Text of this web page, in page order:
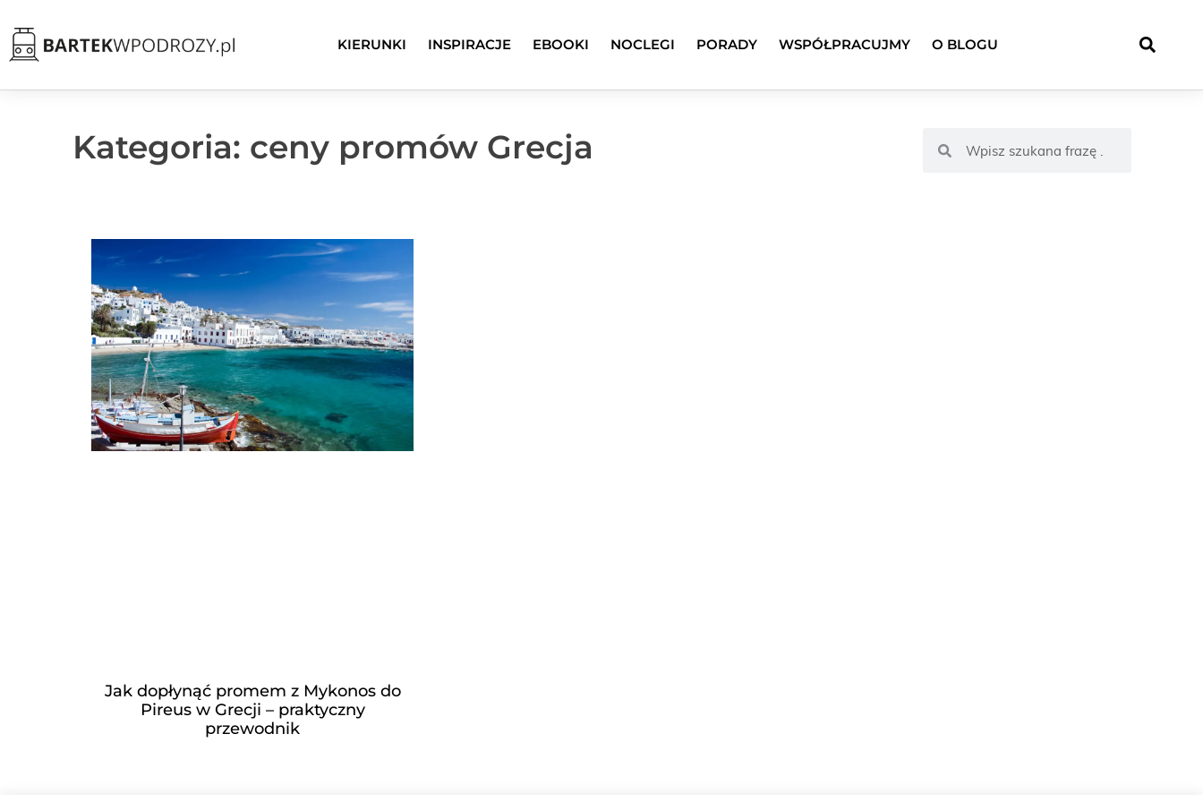
KIERUNKI INSPIRACJE EBOOKI NOCLEGI PORADY WSPÓŁPRACUJMY O BLOGU
Kategoria: ceny promów Grecja
Jak dopłynąć promem z Mykonos do
Pireus w Grecji – praktyczny
przewodnik